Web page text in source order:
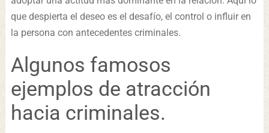
que despierta el deseo es el desafío, el control o influir en
la persona con antecedentes criminales.
Algunos famosos
ejemplos de atracción
hacia criminales.